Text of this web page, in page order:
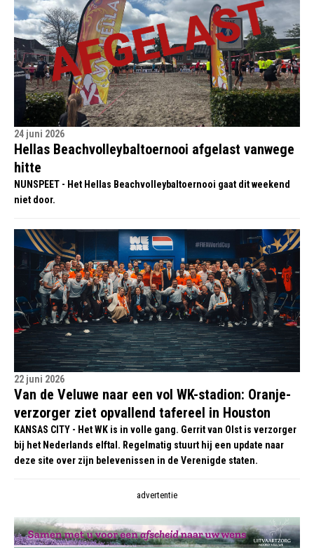
24 juni 2026
Hellas Beachvolleybaltoernooi afgelast vanwege
hitte
NUNSPEET - Het Hellas Beachvolleybaltoernooi gaat dit weekend
niet door.
22 juni 2026
Van de Veluwe naar een vol WK-stadion: Oranje-
verzorger ziet opvallend tafereel in Houston
KANSAS CITY - Het WK is in volle gang. Gerrit van Olst is verzorger
bij het Nederlands elftal. Regelmatig stuurt hij een update naar
deze site over zijn belevenissen in de Verenigde staten.
advertentie